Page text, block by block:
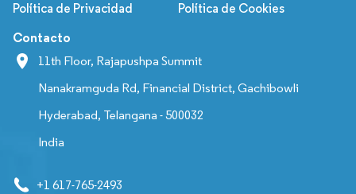
Política de Privacidad Política de Cookies
Contacto
11th Floor, Rajapushpa Summit
Nanakramguda Rd, Financial District, Gachibowli
Hyderabad, Telangana - 500032
India
+1 617-765-2493